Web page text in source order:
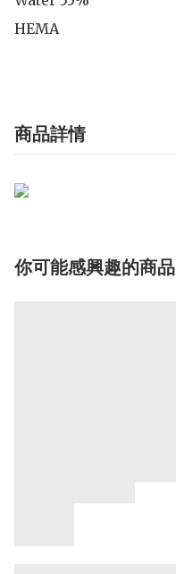
HEMA
商品詳情
你可能感興趣的商品